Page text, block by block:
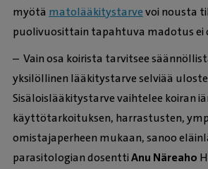
myötä matolääkitystarvevoi nousta
puolivuosittain tapahtuva madotus ei
– Vain osa koirista tarvitsee
yksilöllinen lääkitystarve selviää
Sisäloislääkitystarve vaihtelee koiran
käyttötarkoituksen, harrastusten,
omistajaperheen mukaan, sanoo
parasitologian dosenttiAnu Näreaho